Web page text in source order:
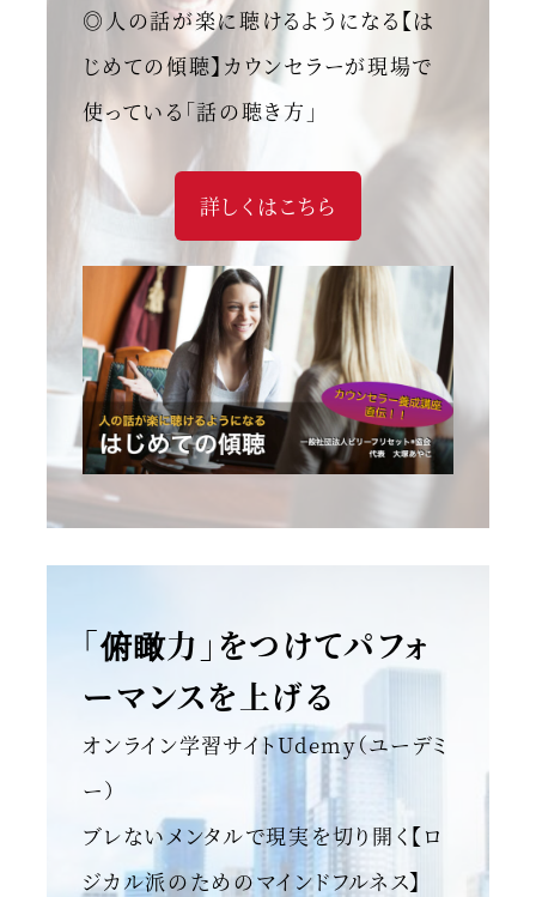
◎人の話が楽に聴けるようになる【は
じめての傾聴】カウンセラーが現場で
使っている「話の聴き方」
詳しくはこちら
「俯瞰力」をつけてパフォ
ーマンスを上げる
オンライン学習サイトUdemy（ユーデミ
ー）
ブレないメンタルで現実を切り開く【ロ
ジカル派のためのマインドフルネス】